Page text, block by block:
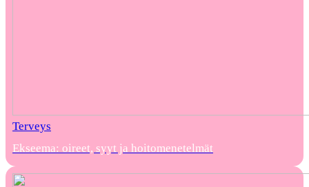
Terveys
Ekseema: oireet, syyt ja hoitomenetelmät